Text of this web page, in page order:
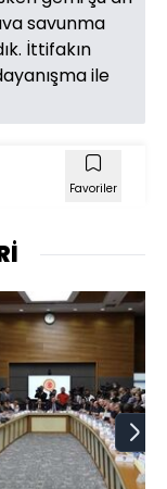
savunma
İttifakın
ile
Favoriler